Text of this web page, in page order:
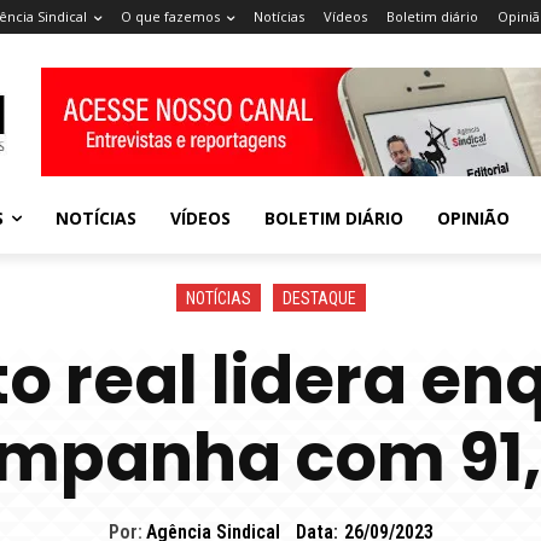
Sindical O que fazemos Notícias Vídeos Boletim diário
NOTÍCIAS VÍDEOS BOLETIM DIÁRIO OPINIÃO
NOTÍCIAS DESTAQUE
real lidera
com
Por: Agência Sindical Data: 26/09/2023